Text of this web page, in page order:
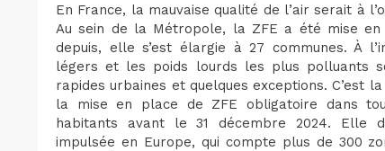
En France, la mauvaise qualité de l’air serait à
Au sein de la Métropole, la ZFE a été mise
depuis, elle s’est élargie à 27 communes. À
légers et les poids lourds les plus polluants
rapides urbaines et quelques exceptions. C’est
la mise en place de ZFE obligatoire dans
habitants avant le 31 décembre 2024. Elle
impulsée en Europe, qui compte plus de 300